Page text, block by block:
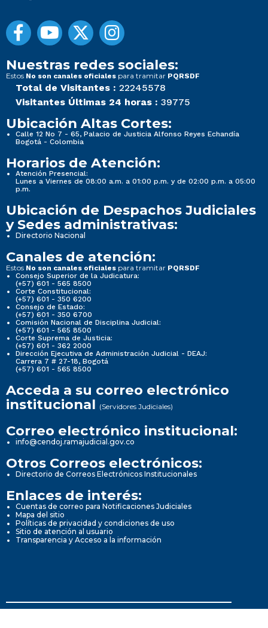
Nuestras redes sociales:
Estos No son canales oficiales para tramitar PQRSDF
Total de Visitantes : 22245578
Visitantes Últimas 24 horas : 39775
Ubicación Altas Cortes:
Calle 12 No 7 - 65, Palacio de Justicia Alfonso Reyes Echandía
Bogotá - Colombia
Horarios de Atención:
Atención Presencial:
Lunes a Viernes de 08:00 a.m. a 01:00 p.m. y de 02:00 p.m. a 05:00
p.m.
Ubicación de Despachos Judiciales
y Sedes administrativas:
Directorio Nacional
Canales de atención:
Estos No son canales oficiales para tramitar PQRSDF
Consejo Superior de la Judicatura:
(+57) 601 - 565 8500
Corte Constitucional:
(+57) 601 - 350 6200
Consejo de Estado:
(+57) 601 - 350 6700
Comisión Nacional de Disciplina Judicial:
(+57) 601 - 565 8500
Corte Suprema de Justicia:
(+57) 601 - 362 2000
Dirección Ejecutiva de Administración Judicial - DEAJ:
Carrera 7 # 27-18, Bogotá
(+57) 601 - 565 8500
Acceda a su correo electrónico
institucional (Servidores Judiciales)
Correo electrónico institucional:
info@cendoj.ramajudicial.gov.co
Otros Correos electrónicos:
Directorio de Correos Electrónicos Institucionales
Enlaces de interés:
Cuentas de correo para Notificaciones Judiciales
Mapa del sitio
Políticas de privacidad y condiciones de uso
Sitio de atención al usuario
Transparencia y Acceso a la información